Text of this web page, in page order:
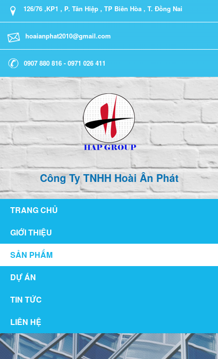
126/76 ,KP1 , P. Tân Hiệp , TP Biên Hòa , T. Đồng Nai
hoaianphat2010@gmail.com
0907 880 816 - 0971 026 411
Công Ty TNHH Hoài Ân Phát
TRANG CHỦ
GIỚI THIỆU
SẢN PHẨM
DỰ ÁN
TIN TỨC
LIÊN HỆ